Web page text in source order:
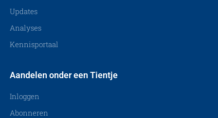
Updates
Analyses
Kennisportaal
Aandelen onder een Tientje
Inloggen
Abonneren